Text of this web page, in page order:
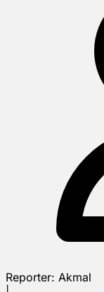
Reporter: Akmal